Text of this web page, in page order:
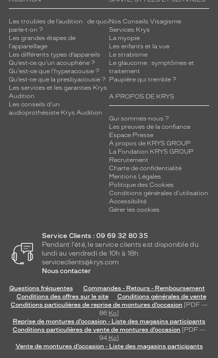
Les troubles de l’audition : de quoi
parle-t-on ?
Les grandes étapes de
l'appareillage
Les différents types d’appareils
Qu’est-ce qu'un acouphène ?
Qu'est-ce que l'hyperacousie ?
Qu’est-ce que la presbyacousie ?
Les services et les garanties Krys
Audition
Les conseils d'un
audioprothésiste Krys Audition
Nos Conseils Visagisme
Services Krys
La myopie
Les enfants et la vue
Le strabisme
Le glaucome : symptômes et
traitement
Paupière qui tremble ?
A PROPOS DE KRYS
Qui sommes-nous ?
Les preuves de la confiance
Espace Presse
A propos de KRYS GROUP
La Fondation KRYS GROUP
Recrutement
Charte de confidentialité
Mentions Légales
Politique des Cookies
Conditions générales d'utilisation
Accessibilité
Gérer les cookies
Service Clients : 09 69 32 80 35
Pendant l'été, le service clients est disponible du
lundi au vendredi de 10h à 18h.
serviceclients@krys.com
Nous contacter
Questions fréquentes
Commandes - Retours - Remboursement
Conditions des offres sur le site
Conditions générales de vente
Conditions particulières de reprise de montures d’occasion [PDF —
86 Ko]
Reprise de montures d’occasion - Liste des magasins participants
Conditions particulières de vente de montures d’occasion [PDF —
94 Ko]
Vente de montures d’occasion - Liste des magasins participants